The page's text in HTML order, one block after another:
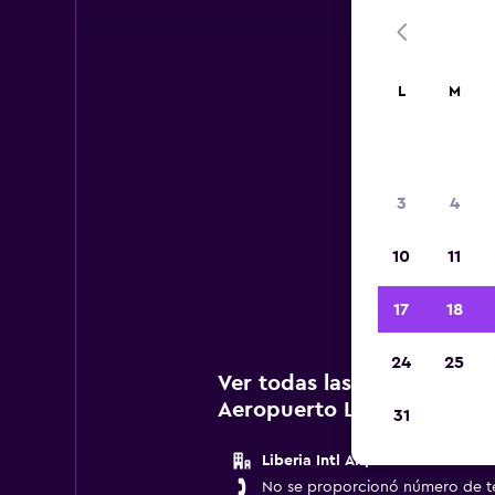
A
Ver todas las agencias de
Aeropuerto Liberia
Liberia Intl Airport
No se proporcionó número de
L M
3 4
10 11
17 18
24 25
31